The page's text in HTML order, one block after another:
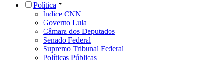
Política
Índice CNN
Governo Lula
Câmara dos Deputados
Senado Federal
Supremo Tribunal Federal
Políticas Públicas